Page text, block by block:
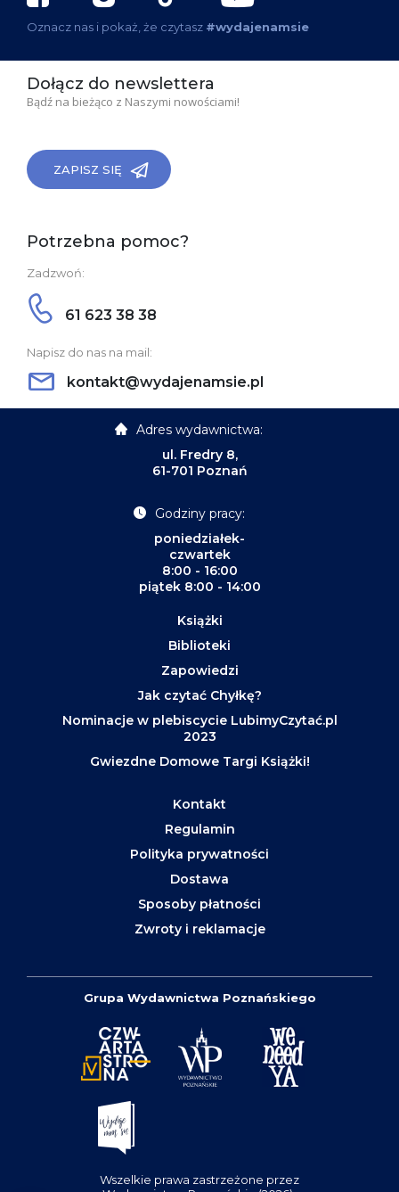
Oznacz nas i pokaż, że czytasz #wydajenamsie
Dołącz do newslettera
Bądź na bieżąco z Naszymi nowościami!
ZAPISZ SIĘ
Potrzebna pomoc?
Zadzwoń:
61 623 38 38
Napisz do nas na mail:
kontakt@wydajenamsie.pl
Adres wydawnictwa:
ul. Fredry 8,
61-701 Poznań
Godziny pracy:
poniedziałek-
czwartek
8:00 - 16:00
piątek 8:00 - 14:00
Książki
Biblioteki
Zapowiedzi
Jak czytać Chyłkę?
Nominacje w plebiscycie LubimyCzytać.pl
2023
Gwiezdne Domowe Targi Książki!
Kontakt
Regulamin
Polityka prywatności
Dostawa
Sposoby płatności
Zwroty i reklamacje
Grupa Wydawnictwa Poznańskiego
Wszelkie prawa zastrzeżone przez